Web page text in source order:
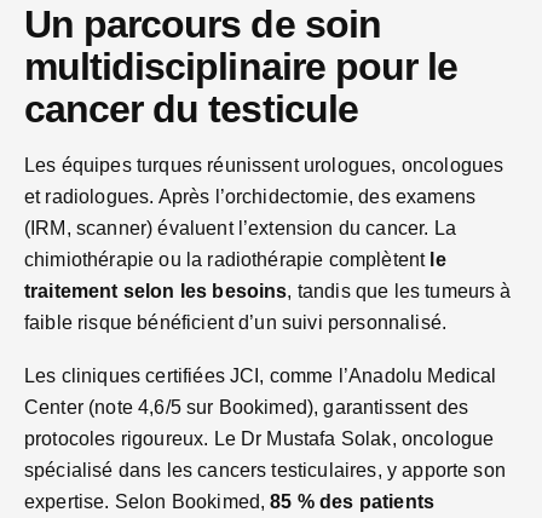
Un parcours de soin
multidisciplinaire pour le
cancer du testicule
Les équipes turques réunissent urologues, oncologues
et radiologues. Après l’orchidectomie, des examens
(IRM, scanner) évaluent l’extension du cancer. La
chimiothérapie ou la radiothérapie complètent le
traitement selon les besoins, tandis que les tumeurs à
faible risque bénéficient d’un suivi personnalisé.
Les cliniques certifiées JCI, comme l’Anadolu Medical
Center (note 4,6/5 sur Bookimed), garantissent des
protocoles rigoureux. Le Dr Mustafa Solak, oncologue
spécialisé dans les cancers testiculaires, y apporte son
expertise. Selon Bookimed,85 % des patients